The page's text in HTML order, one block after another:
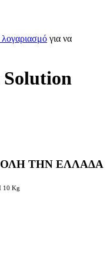
για να
ΤΗΝ ΕΛΛΑΔΑ
Kg